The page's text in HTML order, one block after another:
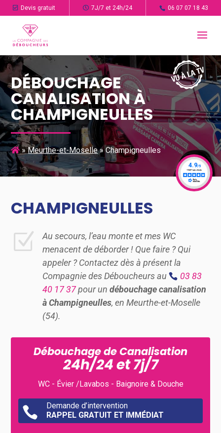
Devis gratuit 7J/7 et 24h/24 06 07 07 18 43
DÉBOUCHAGE
CANALISATION À
CHAMPIGNEULLES
»Meurthe-et-Moselle»Champigneulles
CHAMPIGNEULLES
Z
Au secours, l’eau monte et mes WC
menacent de déborder ! Que faire ? Qui
appeler ? Contactez dès à présent la
Compagnie des Déboucheurs au
03 83
40 17 37pour undébouchage canalisation
àChampigneulles, en Meurthe-et-Moselle
(54).
Débouchage de Canalisation
24h/24 et 7j/7
WC - Évier /Lavabos - Baignoire & Douche

Demande d’intervention
RAPPEL GRATUIT ET IMMÉDIAT